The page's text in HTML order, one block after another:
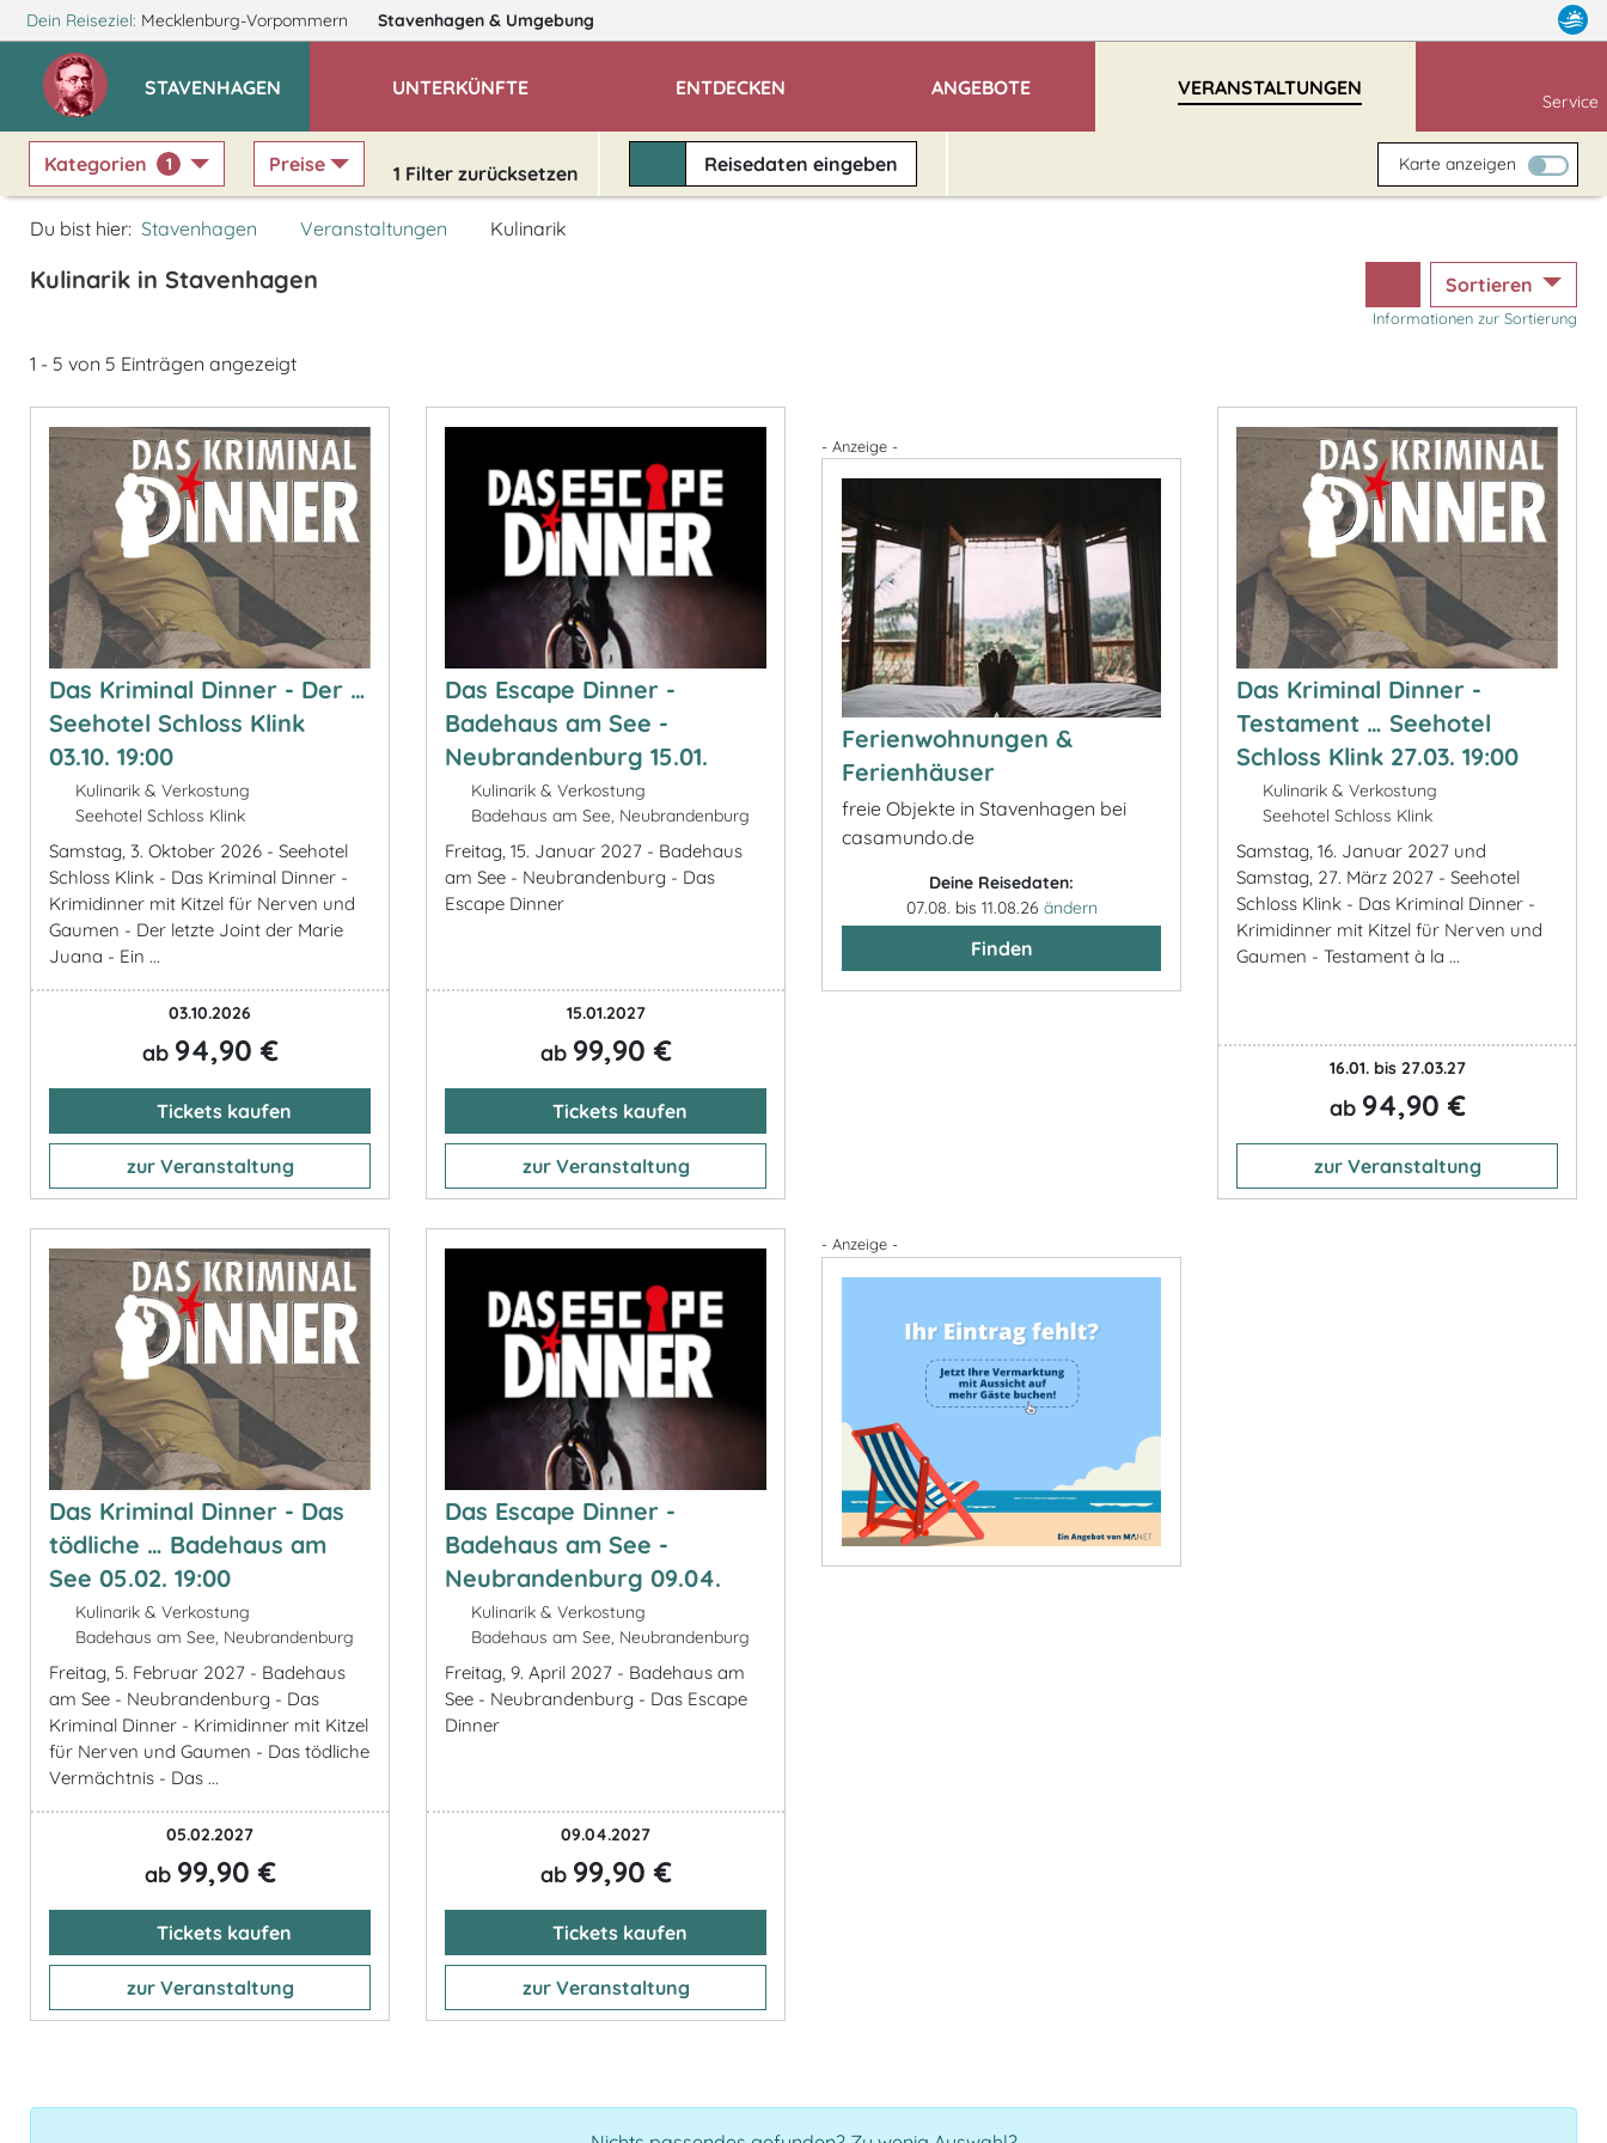
Dein Reiseziel: Mecklenburg-Vorpommern Stavenhagen & Umgebung
STAVENHAGEN UNTERKÜNFTE ENTDECKEN ANGEBOTE VERANSTALTUNGEN
Service
Kategorien 1 Preise 1 Filter zurücksetzen Reisedateneingeben Karte anzeigen
Du bist hier: Stavenhagen Veranstaltungen Kulinarik
Kulinarik in Stavenhagen Sortieren
Informationen zur Sortierung
1 - 5 von 5 Einträgen angezeigt
Das Kriminal Dinner - Der …
Seehotel Schloss Klink
03.10. 19:00
Kulinarik & Verkostung
Seehotel Schloss Klink
Samstag, 3. Oktober 2026 - Seehotel
Schloss Klink - Das Kriminal Dinner -
Krimidinner mit Kitzel für Nerven und
Gaumen - Der letzte Joint der Marie
Juana - Ein ...
03.10.2026
ab 94,90 €
Tickets kaufen
zur Veranstaltung
Das Escape Dinner -
Badehaus am See -
Neubrandenburg 15.01.
Kulinarik & Verkostung
Badehaus am See, Neubrandenburg
Freitag, 15. Januar 2027 - Badehaus
am See - Neubrandenburg - Das
Escape Dinner
15.01.2027
ab 99,90 €
Tickets kaufen
zur Veranstaltung
- Anzeige -
Ferienwohnungen &
Ferienhäuser
freie Objekte in Stavenhagen bei
casamundo.de
Deine Reisedaten:
07.08. bis 11.08.26 ändern
Finden
Das Kriminal Dinner -
Testament … Seehotel
Schloss Klink 27.03. 19:00
Kulinarik & Verkostung
Seehotel Schloss Klink
Samstag, 16. Januar 2027 und
Samstag, 27. März 2027 - Seehotel
Schloss Klink - Das Kriminal Dinner -
Krimidinner mit Kitzel für Nerven und
Gaumen - Testament à la ...
16.01. bis 27.03.27
ab 94,90 €
zur Veranstaltung
Das Kriminal Dinner - Das
tödliche … Badehaus am
See 05.02. 19:00
Kulinarik & Verkostung
Badehaus am See, Neubrandenburg
Freitag, 5. Februar 2027 - Badehaus
am See - Neubrandenburg - Das
Kriminal Dinner - Krimidinner mit Kitzel
für Nerven und Gaumen - Das tödliche
Vermächtnis - Das ...
05.02.2027
ab 99,90 €
Tickets kaufen
zur Veranstaltung
Das Escape Dinner -
Badehaus am See -
Neubrandenburg 09.04.
Kulinarik & Verkostung
Badehaus am See, Neubrandenburg
Freitag, 9. April 2027 - Badehaus am
See - Neubrandenburg - Das Escape
Dinner
09.04.2027
ab 99,90 €
Tickets kaufen
zur Veranstaltung
- Anzeige -